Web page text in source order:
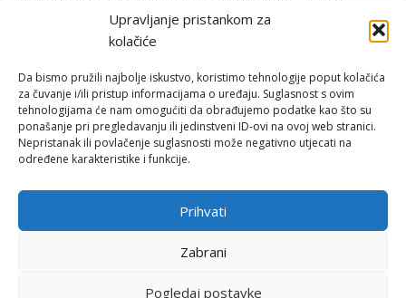
Upravljanje pristankom za
kolačiće
Da bismo pružili najbolje iskustvo, koristimo tehnologije poput kolačića
za čuvanje i/ili pristup informacijama o uređaju. Suglasnost s ovim
tehnologijama će nam omogućiti da obrađujemo podatke kao što su
ponašanje pri pregledavanju ili jedinstveni ID-ovi na ovoj web stranici.
Nepristanak ili povlačenje suglasnosti može negativno utjecati na
određene karakteristike i funkcije.
Prihvati
Zabrani
Pogledaj postavke
količine oborina u periodu od srijede do subote gdje se vidi...
PGŽ i Hrvatska
Email: rimeteoATyahoo.com
Politika privatnosti